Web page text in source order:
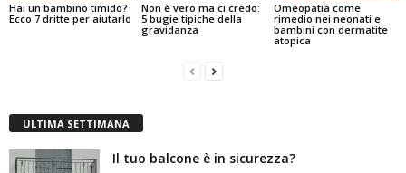
Hai un bambino timido?
Ecco 7 dritte per aiutarlo
Non è vero ma ci credo:
5 bugie tipiche della
gravidanza
Omeopatia come
rimedio nei neonati e
bambini con dermatite
atopica
ULTIMA SETTIMANA
Il tuo balcone è in sicurezza?